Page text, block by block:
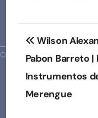
de
entradas
Wilson
Pabon Barreto |
Instrumentos
Merengue